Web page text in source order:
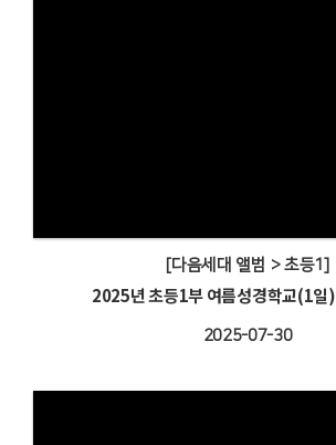
[다음세대 앨범 > 초등1]
2025년 초등1부 여름성경학교(1일)
2025-07-30